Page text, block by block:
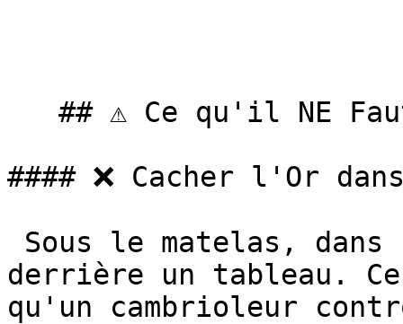
#### ❌ Cacher l'Or
derrière un tableau.
qu'un cambrioleur